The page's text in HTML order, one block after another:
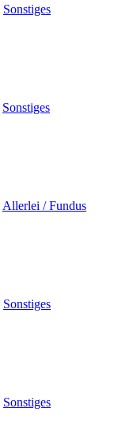
Sonstiges
Sonstiges
Allerlei / Fundus
Sonstiges
Sonstiges